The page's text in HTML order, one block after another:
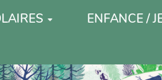
ENFANCE /